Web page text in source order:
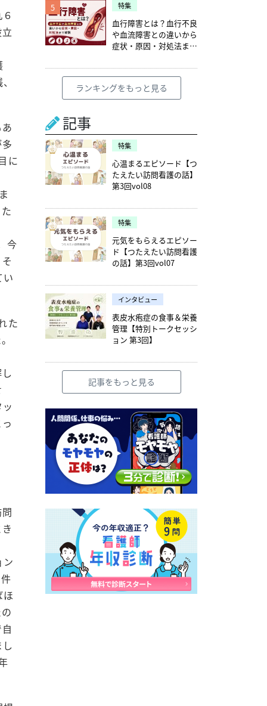
に
今
た
5 特集
血行障害とは？血行不良
や血流障害との違いから
症状・原因・対処法まで
ランキングをもっと見る
記事
特集
心温まるエピソード【つ
たえたい訪問看護の話】
第3回vol08
特集
元気をもらえるエピソー
ド【つたえたい訪問看護
の話】第3回vol07
インタビュー
表皮水疱症の食事＆栄養
管理【特別トークセッシ
ョン 第3回】
記事をもっと見る